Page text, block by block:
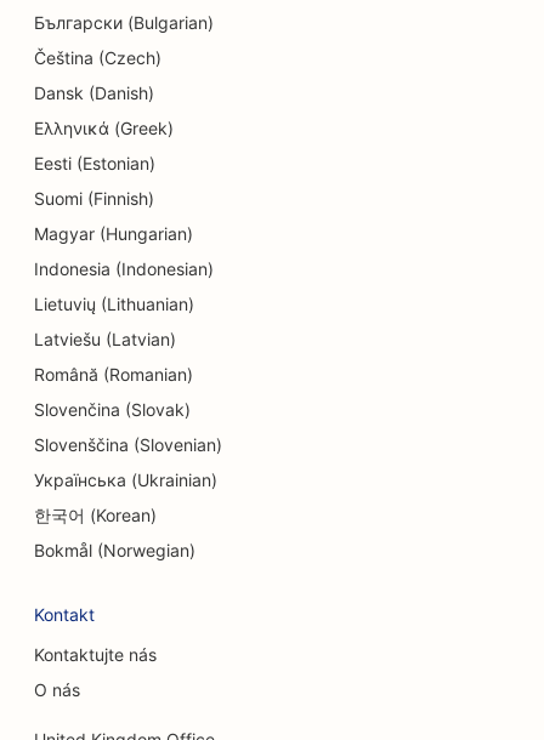
SEO pro elektrikáře
SEO pro obchody s elektronikou
SEO pro strojírenské firmy
SEO pro zábavu a rekreaci
SEO pro únikové místnosti
EO pro etnické restaurace
SEO pro restaurace Farm-to-Table
SEO pro rodinné restaurace
SEO pro finanční plánovače
SEO pro květinářství
SEO pro restaurace Fine Dining
Български (Bulgarian)
Čeština (Czech)
Dansk (Danish)
Ελληνικά (Greek)
Eesti (Estonian)
Suomi (Finnish)
Magyar (Hungarian)
Indonesia (Indonesian)
Lietuvių (Lithuanian)
Latviešu (Latvian)
Română (Romanian)
Slovenčina (Slovak)
Slovenščina (Slovenian)
Українська (Ukrainian)
한국어 (Korean)
Bokmål (Norwegian)
Kontakt
Kontaktujte nás
O nás